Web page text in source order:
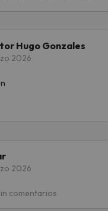
Hugo Gonzales
2026
2026
comentarios